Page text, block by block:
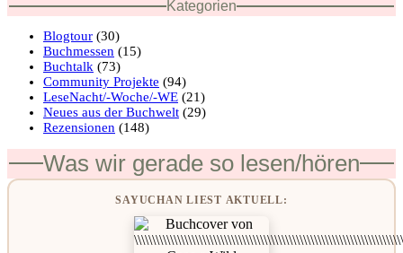
Kategorien
Blogtour (30)
Buchmessen (15)
Buchtalk (73)
Community Projekte (94)
LeseNacht/-Woche/-WE (21)
Neues aus der Buchwelt (29)
Rezensionen (148)
Was wir gerade so lesen/hören
SAYUCHAN LIEST AKTUELL: